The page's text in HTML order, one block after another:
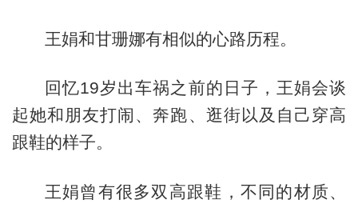
王娟和甘珊娜有相似的心路历程。
回忆19岁出车祸之前的日子，王娟会谈
起她和朋友打闹、奔跑、逛街以及自己穿高
跟鞋的样子。
王娟曾有很多双高跟鞋，不同的材质、